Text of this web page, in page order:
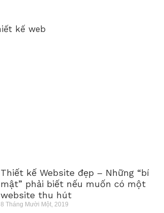
Thiết kế Website đẹp – Những “bí
mật” phải biết nếu muốn có một
website thu hút
8 Tháng Mười Một, 2019